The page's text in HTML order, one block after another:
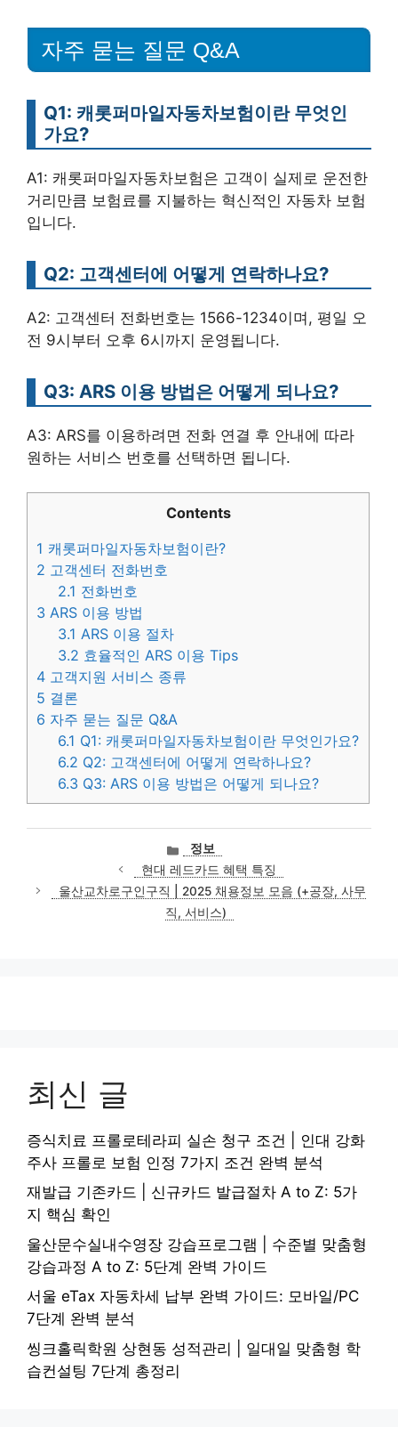
자주 묻는 질문 Q&A
Q1: 캐롯퍼마일자동차보험이란 무엇인
가요?
A1: 캐롯퍼마일자동차보험은 고객이 실제로 운전한
거리만큼 보험료를 지불하는 혁신적인 자동차 보험
입니다.
Q2: 고객센터에 어떻게 연락하나요?
A2: 고객센터 전화번호는 1566-1234이며, 평일 오
전 9시부터 오후 6시까지 운영됩니다.
Q3: ARS 이용 방법은 어떻게 되나요?
A3: ARS를 이용하려면 전화 연결 후 안내에 따라
원하는 서비스 번호를 선택하면 됩니다.
Contents
1 캐롯퍼마일자동차보험이란?
2 고객센터 전화번호
2.1 전화번호
3 ARS 이용 방법
3.1 ARS 이용 절차
3.2 효율적인 ARS 이용 Tips
4 고객지원 서비스 종류
5 결론
6 자주 묻는 질문 Q&A
6.1 Q1: 캐롯퍼마일자동차보험이란 무엇인가요?
6.2 Q2: 고객센터에 어떻게 연락하나요?
6.3 Q3: ARS 이용 방법은 어떻게 되나요?
카
테
고
리
정보
현대 레드카드 혜택 특징
울산교차로구인구직 | 2025 채용정보 모음 (+공장, 사무
직, 서비스)
최신 글
증식치료 프롤로테라피 실손 청구 조건 | 인대 강화
주사 프롤로 보험 인정 7가지 조건 완벽 분석
재발급 기존카드 | 신규카드 발급절차 A to Z: 5가
지 핵심 확인
울산문수실내수영장 강습프로그램 | 수준별 맞춤형
강습과정 A to Z: 5단계 완벽 가이드
서울 eTax 자동차세 납부 완벽 가이드: 모바일/PC
7단계 완벽 분석
씽크홀릭학원 상현동 성적관리 | 일대일 맞춤형 학
습컨설팅 7단계 총정리